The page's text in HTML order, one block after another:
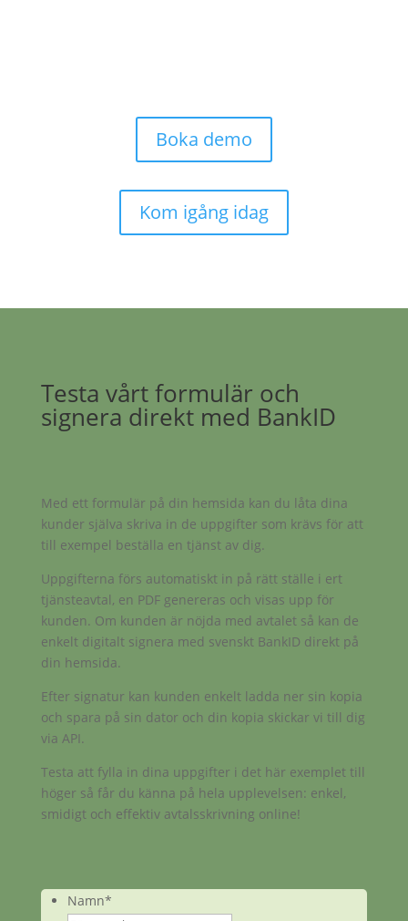
Boka demo
Kom igång idag
Testa vårt formulär och
signera direkt med BankID
Med ett formulär på din hemsida kan du låta dina
kunder själva skriva in de uppgifter som krävs för att
till exempel beställa en tjänst av dig.
Uppgifterna förs automatiskt in på rätt ställe i ert
tjänsteavtal, en PDF genereras och visas upp för
kunden. Om kunden är nöjda med avtalet så kan de
enkelt digitalt signera med svenskt BankID direkt på
din hemsida.
Efter signatur kan kunden enkelt ladda ner sin kopia
och spara på sin dator och din kopia skickar vi till dig
via API.
Testa att fylla in dina uppgifter i det här exemplet till
höger så får du känna på hela upplevelsen: enkel,
smidigt och effektiv avtalsskrivning online!
Namn*